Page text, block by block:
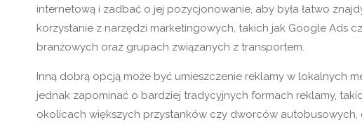
internetową i zadbać o jej pozycjonowanie, aby była łatwo
korzystanie z narzędzi marketingowych, takich jak Google Ads
branżowych oraz grupach związanych z transportem.
Inną dobrą opcją może być umieszczenie reklamy w lokalnych
jednak zapominać o bardziej tradycyjnych formach reklamy,
okolicach większych przystanków czy dworców